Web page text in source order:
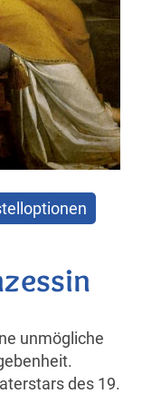
unmögliche
des 19.